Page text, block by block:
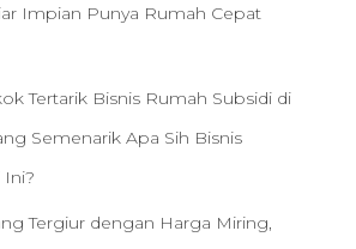
Impian Punya Rumah Cepat
Tertarik Bisnis Rumah Subsidi di
Semenarik Apa Sih Bisnis
Ini?
Tergiur dengan Harga Miring,